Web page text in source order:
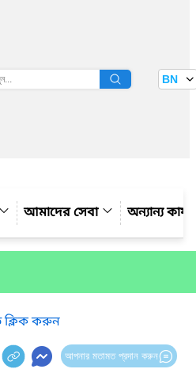
বাতায়ন BN
আমাদের সেবা অন্যান্য
ক্লিক করুন
আপনার মতামত প্রদান করুন